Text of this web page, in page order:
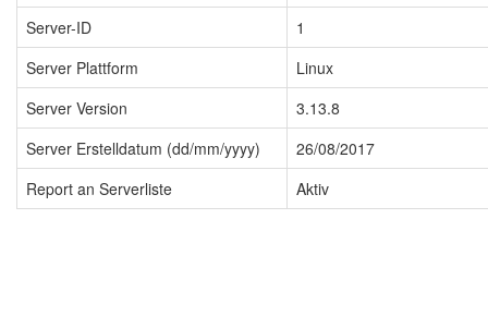
Server-ID
1
Server Plattform
Linux
Server Version
3.13.8
Server Erstelldatum (dd/mm/yyyy)
26/08/2017
Report an Serverliste
Aktiv